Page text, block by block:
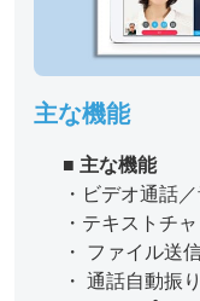
主な機能
■ 主な機能
・ビデオ通話
・テキストチャ
・ ファイル送
・ 通話自動振